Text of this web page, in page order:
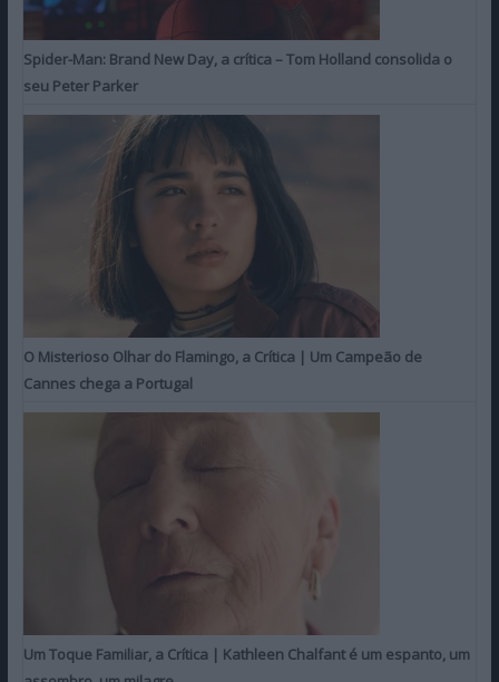
Spider-Man: Brand New Day, a crítica – Tom Holland consolida o
seu Peter Parker
O Misterioso Olhar do Flamingo, a Crítica | Um Campeão de
Cannes chega a Portugal
Um Toque Familiar, a Crítica | Kathleen Chalfant é um espanto, um